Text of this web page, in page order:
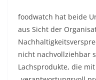
foodwatch hat beide
aus Sicht der
nicht nachvollziehbar
Lachsprodukte, die